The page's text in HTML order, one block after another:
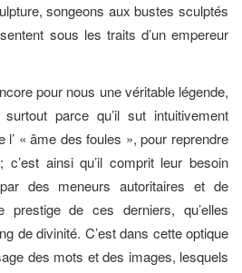
songeons aux bustes sculptés
sous les traits d’un empereur
pour nous une véritable légende,
parce qu’il sut intuitivement
l’ « âme des foules », pour reprendre
c’est ainsi qu’il comprit leur besoin
des meneurs autoritaires et de
prestige de ces derniers, qu’elles
de divinité. C’est dans cette optique
des mots et des images, lesquels